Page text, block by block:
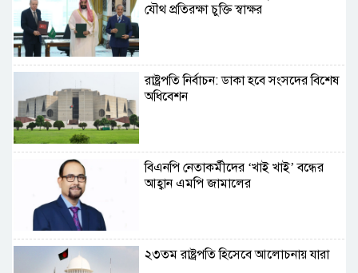
যৌথ প্রতিরক্ষা চুক্তি স্বাক্ষর
রাষ্ট্রপতি নির্বাচন: ডাকা হবে সংসদের বিশেষ
অধিবেশন
বিএনপি নেতাকর্মীদের ‘খাই খাই’ বন্ধের
আহ্বান এমপি জামালের
২৩তম রাষ্ট্রপতি হিসেবে আলোচনায় যারা